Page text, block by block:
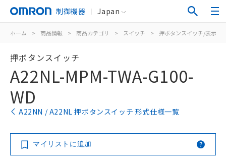
制御機器 Japan
ホーム > 商品情報 > 商品カテゴリ > スイッチ > 押ボタンスイッチ/表示灯
押ボタンスイッチ
A22NL-MPM-TWA-G100-
WD
A22NN / A22NL 押ボタンスイッチ 形式仕様一覧
マイリストに追加